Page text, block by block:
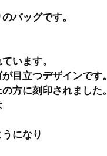
バッグです。
います。
目立つデザインです。
方に刻印されました。
になり